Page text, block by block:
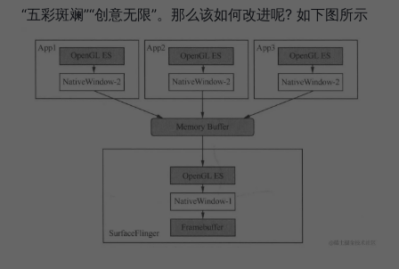
“五彩斑斓”“创意无限”。那么该如何改进呢? 如下图所示